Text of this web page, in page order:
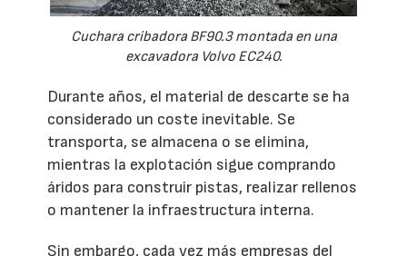
Cuchara cribadora BF90.3 montada en una
excavadora Volvo EC240.
Durante años, el material de descarte se ha
considerado un coste inevitable. Se
transporta, se almacena o se elimina,
mientras la explotación sigue comprando
áridos para construir pistas, realizar rellenos
o mantener la infraestructura interna.
Sin embargo, cada vez más empresas del